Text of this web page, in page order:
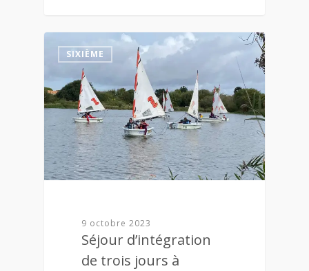
SIXIÈME
9 octobre 2023
Séjour d’intégration
de trois jours à
0